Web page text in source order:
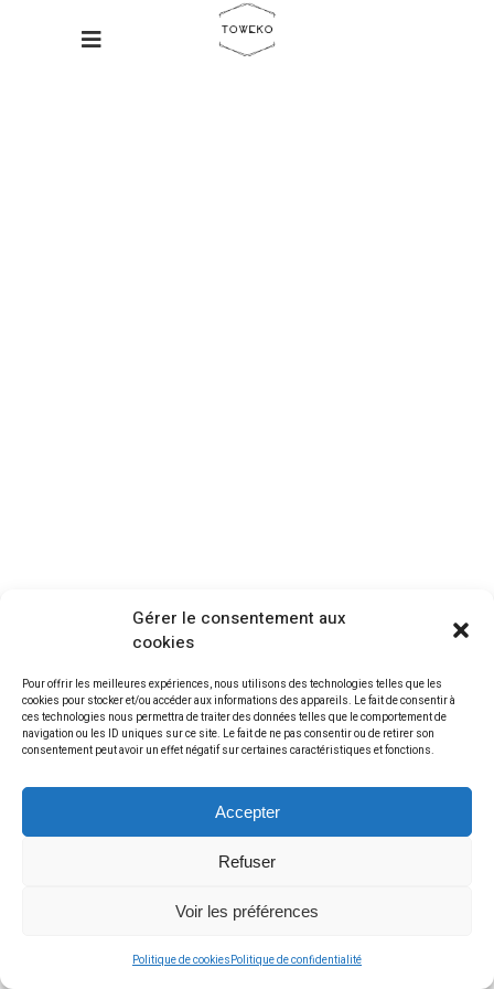
Gérer le consentement aux
cookies
Pour offrir les meilleures expériences, nous utilisons des technologies telles que les
cookies pour stocker et/ou accéder aux informations des appareils. Le fait de consentir à
ces technologies nous permettra de traiter des données telles que le comportement de
navigation ou les ID uniques sur ce site. Le fait de ne pas consentir ou de retirer son
consentement peut avoir un effet négatif sur certaines caractéristiques et fonctions.
Accepter
Refuser
Voir les préférences
Politique de cookiesPolitique de confidentialité